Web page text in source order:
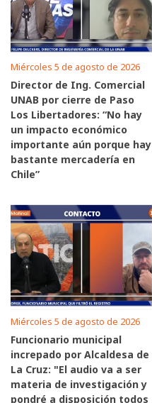
Miércoles 5 de agosto de 2026
Director de Ing. Comercial
UNAB por cierre de Paso
Los Libertadores: “No hay
un impacto económico
importante aún porque hay
bastante mercadería en
Chile”
Miércoles 5 de agosto de 2026
Funcionario municipal
increpado por Alcaldesa de
La Cruz: "El audio va a ser
materia de investigación y
pondré a disposición todos